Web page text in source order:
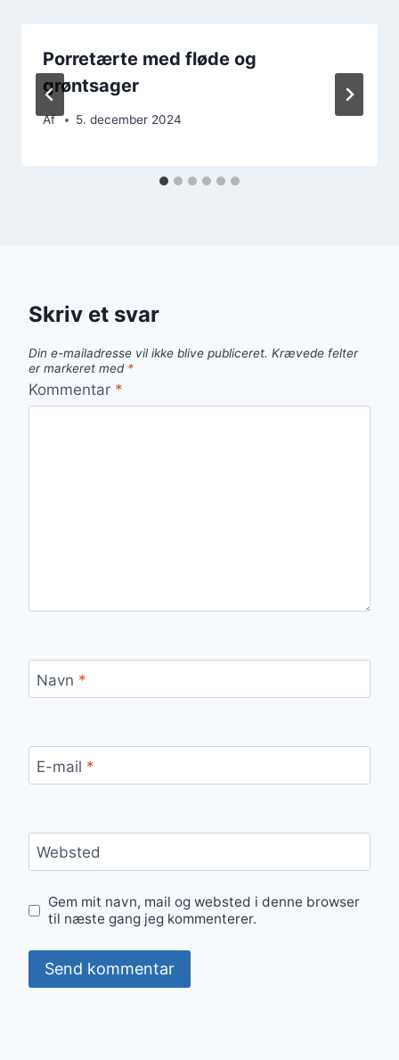
Porretærte med fløde og
grøntsager
Af 5. december 2024
Skriv et svar
Din e-mailadresse vil ikke blive publiceret. Krævede felter
er markeret med *
Kommentar *
Navn *
E-mail *
Websted
Gem mit navn, mail og websted i denne browser
til næste gang jeg kommenterer.